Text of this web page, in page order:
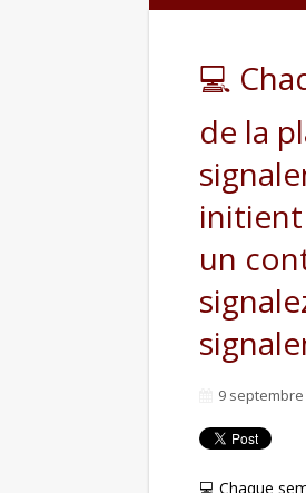
💻
de la
initient
un
9 septembre
💻 Chaque